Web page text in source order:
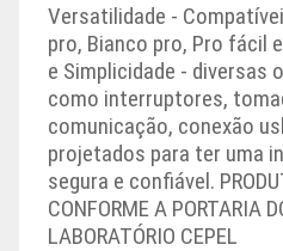
Versatilidade -
pro, Bianco pro, Pro fácil
e Simplicidade - diversas
como interruptores,
comunicação, conexão
projetados para ter uma
segura e confiável.
CONFORME A PORTARIA
LABORATÓRIO CEPEL